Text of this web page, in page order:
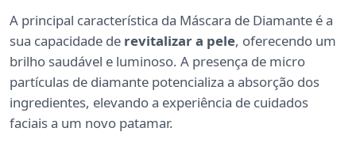
A principal característica da Máscara de Diamante é a
sua capacidade de revitalizar a pele, oferecendo um
brilho saudável e luminoso. A presença de micro
partículas de diamante potencializa a absorção dos
ingredientes, elevando a experiência de cuidados
faciais a um novo patamar.